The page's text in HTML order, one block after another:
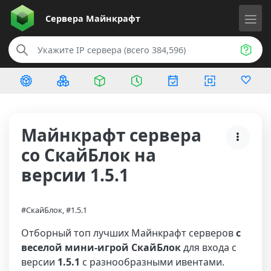
Сервера Майнкрафт
Майнкрафт сервера
со СкайБлок на
версии 1.5.1
#СкайБлок, #1.5.1
Отборный топ лучших Майнкрафт серверовс
веселой мини-игрой СкайБлокдля входа с
версии 1.5.1 с разнообразными ивентами.